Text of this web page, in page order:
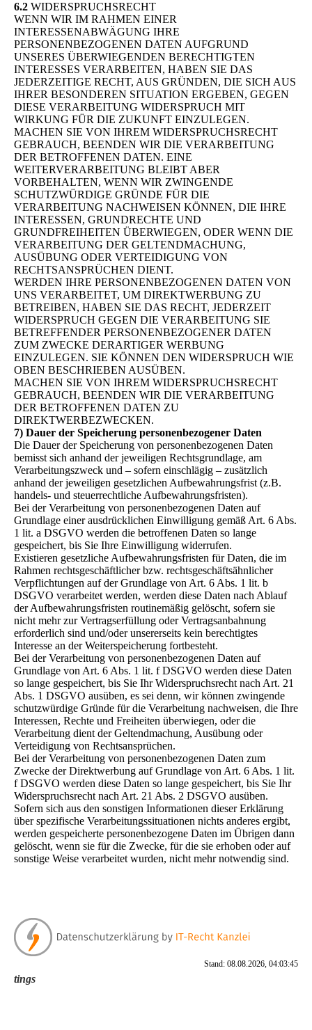
6.2 WIDERSPRUCHSRECHT
WENN WIR IM RAHMEN EINER
INTERESSENABWÄGUNG IHRE
PERSONENBEZOGENEN DATEN AUFGRUND
UNSERES ÜBERWIEGENDEN BERECHTIGTEN
INTERESSES VERARBEITEN, HABEN SIE DAS
JEDERZEITIGE RECHT, AUS GRÜNDEN, DIE SICH AUS
IHRER BESONDEREN SITUATION ERGEBEN, GEGEN
DIESE VERARBEITUNG WIDERSPRUCH MIT
WIRKUNG FÜR DIE ZUKUNFT EINZULEGEN.
MACHEN SIE VON IHREM WIDERSPRUCHSRECHT
GEBRAUCH, BEENDEN WIR DIE VERARBEITUNG
DER BETROFFENEN DATEN. EINE
WEITERVERARBEITUNG BLEIBT ABER
VORBEHALTEN, WENN WIR ZWINGENDE
SCHUTZWÜRDIGE GRÜNDE FÜR DIE
VERARBEITUNG NACHWEISEN KÖNNEN, DIE IHRE
INTERESSEN, GRUNDRECHTE UND
GRUNDFREIHEITEN ÜBERWIEGEN, ODER WENN DIE
VERARBEITUNG DER GELTENDMACHUNG,
AUSÜBUNG ODER VERTEIDIGUNG VON
RECHTSANSPRÜCHEN DIENT.
WERDEN IHRE PERSONENBEZOGENEN DATEN VON
UNS VERARBEITET, UM DIREKTWERBUNG ZU
BETREIBEN, HABEN SIE DAS RECHT, JEDERZEIT
WIDERSPRUCH GEGEN DIE VERARBEITUNG SIE
BETREFFENDER PERSONENBEZOGENER DATEN
ZUM ZWECKE DERARTIGER WERBUNG
EINZULEGEN. SIE KÖNNEN DEN WIDERSPRUCH WIE
OBEN BESCHRIEBEN AUSÜBEN.
MACHEN SIE VON IHREM WIDERSPRUCHSRECHT
GEBRAUCH, BEENDEN WIR DIE VERARBEITUNG
DER BETROFFENEN DATEN ZU
DIREKTWERBEZWECKEN.
7) Dauer der Speicherung personenbezogener Daten
Die Dauer der Speicherung von personenbezogenen Daten
bemisst sich anhand der jeweiligen Rechtsgrundlage, am
Verarbeitungszweck und – sofern einschlägig – zusätzlich
anhand der jeweiligen gesetzlichen Aufbewahrungsfrist (z.B.
handels- und steuerrechtliche Aufbewahrungsfristen).
Bei der Verarbeitung von personenbezogenen Daten auf
Grundlage einer ausdrücklichen Einwilligung gemäß Art. 6 Abs.
1 lit. a DSGVO werden die betroffenen Daten so lange
gespeichert, bis Sie Ihre Einwilligung widerrufen.
Existieren gesetzliche Aufbewahrungsfristen für Daten, die im
Rahmen rechtsgeschäftlicher bzw. rechtsgeschäftsähnlicher
Verpflichtungen auf der Grundlage von Art. 6 Abs. 1 lit. b
DSGVO verarbeitet werden, werden diese Daten nach Ablauf
der Aufbewahrungsfristen routinemäßig gelöscht, sofern sie
nicht mehr zur Vertragserfüllung oder Vertragsanbahnung
erforderlich sind und/oder unsererseits kein berechtigtes
Interesse an der Weiterspeicherung fortbesteht.
Bei der Verarbeitung von personenbezogenen Daten auf
Grundlage von Art. 6 Abs. 1 lit. f DSGVO werden diese Daten
so lange gespeichert, bis Sie Ihr Widerspruchsrecht nach Art. 21
Abs. 1 DSGVO ausüben, es sei denn, wir können zwingende
schutzwürdige Gründe für die Verarbeitung nachweisen, die Ihre
Interessen, Rechte und Freiheiten überwiegen, oder die
Verarbeitung dient der Geltendmachung, Ausübung oder
Verteidigung von Rechtsansprüchen.
Bei der Verarbeitung von personenbezogenen Daten zum
Zwecke der Direktwerbung auf Grundlage von Art. 6 Abs. 1 lit.
f DSGVO werden diese Daten so lange gespeichert, bis Sie Ihr
Widerspruchsrecht nach Art. 21 Abs. 2 DSGVO ausüben.
Sofern sich aus den sonstigen Informationen dieser Erklärung
über spezifische Verarbeitungssituationen nichts anderes ergibt,
werden gespeicherte personenbezogene Daten im Übrigen dann
gelöscht, wenn sie für die Zwecke, für die sie erhoben oder auf
sonstige Weise verarbeitet wurden, nicht mehr notwendig sind.
Stand: 08.08.2026, 04:03:45
tings